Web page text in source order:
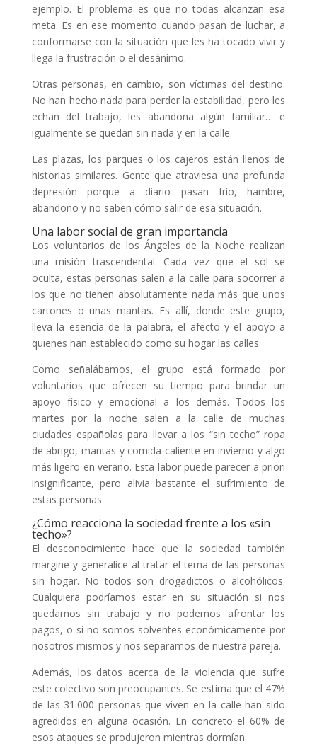
ejemplo. El problema es que no todas alcanzan esa
meta. Es en ese momento cuando pasan de luchar, a
conformarse con la situación que les ha tocado vivir y
llega la frustración o el desánimo.
Otras personas, en cambio, son víctimas del destino.
No han hecho nada para perder la estabilidad, pero les
echan del trabajo, les abandona algún familiar… e
igualmente se quedan sin nada y en la calle.
Las plazas, los parques o los cajeros están llenos de
historias similares. Gente que atraviesa una profunda
depresión porque a diario pasan frío, hambre,
abandono y no saben cómo salir de esa situación.
Una labor social de gran importancia
Los voluntarios de los Ángeles de la Noche realizan
una misión trascendental. Cada vez que el sol se
oculta, estas personas salen a la calle para socorrer a
los que no tienen absolutamente nada más que unos
cartones o unas mantas. Es allí, donde este grupo,
lleva la esencia de la palabra, el afecto y el apoyo a
quienes han establecido como su hogar las calles.
Como señalábamos, el grupo está formado por
voluntarios que ofrecen su tiempo para brindar un
apoyo físico y emocional a los demás. Todos los
martes por la noche salen a la calle de muchas
ciudades españolas para llevar a los “sin techo” ropa
de abrigo, mantas y comida caliente en invierno y algo
más ligero en verano. Esta labor puede parecer a priori
insignificante, pero alivia bastante el sufrimiento de
estas personas.
¿Cómo reacciona la sociedad frente a los «sin
techo»?
El desconocimiento hace que la sociedad también
margine y generalice al tratar el tema de las personas
sin hogar. No todos son drogadictos o alcohólicos.
Cualquiera podríamos estar en su situación si nos
quedamos sin trabajo y no podemos afrontar los
pagos, o si no somos solventes económicamente por
nosotros mismos y nos separamos de nuestra pareja.
Además, los datos acerca de la violencia que sufre
este colectivo son preocupantes. Se estima que el 47%
de las 31.000 personas que viven en la calle han sido
agredidos en alguna ocasión. En concreto el 60% de
esos ataques se produjeron mientras dormían.